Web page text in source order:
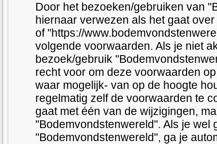
Door het bezoeken/gebruiken van
hiernaar verwezen als het gaat
of "https://
volgende voorwaarden. Als je niet
bezoek/gebruik
recht voor om deze voorwaarden
waar mogelijk- van op de hoogte
regelmatig zelf de voorwaarden te
gaat met één van de wijzigingen,
"Bodemvondstenwereld". Als je wel
"Bodemvondstenwereld", ga je